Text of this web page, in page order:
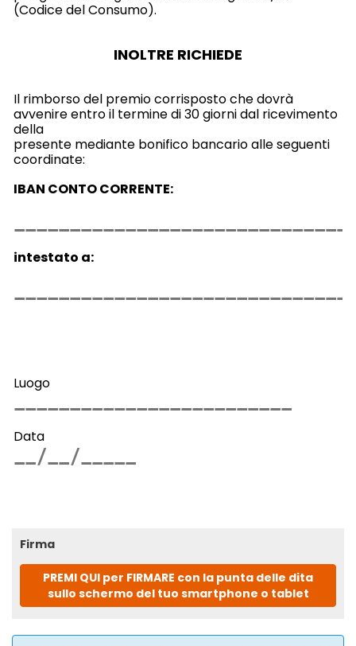
(Codice del Consumo).
INOLTRE RICHIEDE
Il rimborso del premio corrisposto che dovrà
avvenire entro il termine di 30 giorni dal ricevimento
della
presente mediante bonifico bancario alle seguenti
coordinate:
IBAN CONTO CORRENTE:
intestato a:
Luogo
Data
Firma
PREMI QUI per FIRMARE con la punta delle dita
sullo schermo del tuo smartphone o tablet